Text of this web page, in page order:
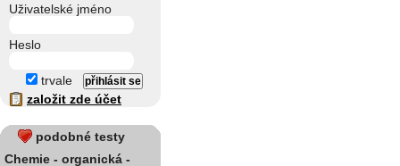
Uživatelské jméno
Heslo
trvale
založit zde účet
podobné testy
Chemie - organická -